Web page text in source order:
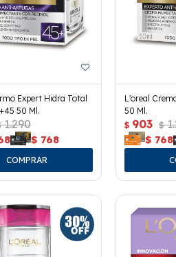
Expert Hidra Total
50 Ml.
1.290
$ 768
L'oreal
50 Ml.
$ 903 $
$ 768